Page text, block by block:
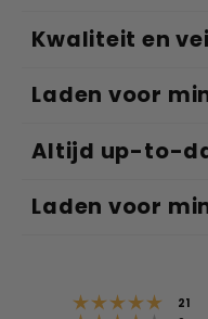
Kwaliteit en
Laden voor
Altijd up-to-
Laden voor
21